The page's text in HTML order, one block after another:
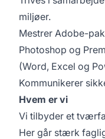
miljøer.
Mestrer Adobe-
Photoshop og
(Word, Excel og
Kommunikerer
Hvem er vi
Vi tilbyder et
Her går stærk